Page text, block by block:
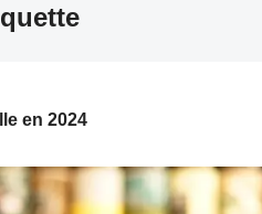
en 2024